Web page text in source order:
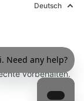
Deutsch
vorbehalten.